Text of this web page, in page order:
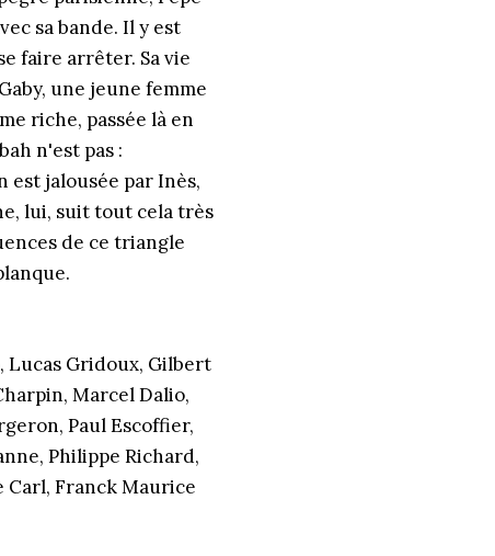
sa bande. Il y est
faire arrêter. Sa vie
une jeune femme
riche, passée là en
n'est pas :
jalousée par Inès,
lui, suit tout cela très
de ce triangle
Lucas Gridoux, Gilbert
Marcel Dalio,
Paul Escoffier,
Philippe Richard,
Carl, Franck Maurice